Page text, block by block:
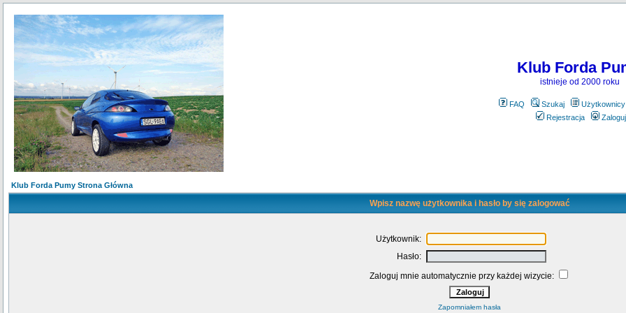
Klub Forda
istnieje od 2000 roku
FAQ Szukaj Użytkownicy
Rejestracja
Zaloguj
Klub Forda Pumy Strona Główna
Wpisz nazwę użytkownika i hasło by się zalogować
Użytkownik:
Hasło:
Zaloguj mnie automatycznie przy każdej wizycie:
Zapomniałem hasła